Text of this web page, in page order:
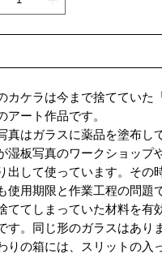
カケラは今まで捨てていた
アート作品です。
真はガラスに薬品を塗布し
湿板写真のワークショップ
出して使っています。その
使用期限と作業工程の問題
ててしまっていた材料を有
す。同じ形のガラスはあり
りの箱には、スリットの入